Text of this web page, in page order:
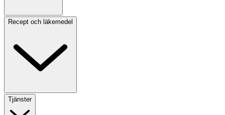
Recept och läkemedel
Tjänster